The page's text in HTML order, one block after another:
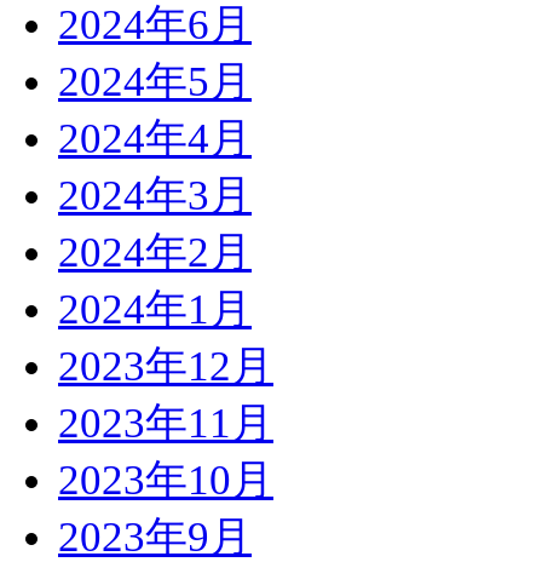
2024年6月
2024年5月
2024年4月
2024年3月
2024年2月
2024年1月
2023年12月
2023年11月
2023年10月
2023年9月